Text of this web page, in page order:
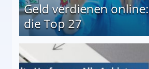
Geld verdienen
die Top 27